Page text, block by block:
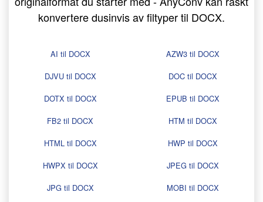
konvertere dusinvis av filtyper til DOCX.
AI til DOCX
AZW3 til DOCX
DJVU til DOCX
DOC til DOCX
DOTX til DOCX
EPUB til DOCX
FB2 til DOCX
HTM til DOCX
HTML til DOCX
HWP til DOCX
HWPX til DOCX
JPEG til DOCX
JPG til DOCX
MOBI til DOCX